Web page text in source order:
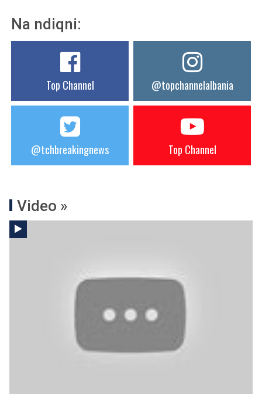
Na ndiqni:
Top Channel @topchannelalbania
@tchbreakingnews Top Channel
Video »